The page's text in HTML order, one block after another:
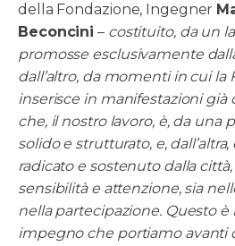
della Fondazione, Ingegner
Beconcini – costituito, da un
promosse esclusivamente
dall’altro, da momenti in cui la
inserisce in manifestazioni già
che, il nostro lavoro, è, da una
solido e strutturato, e,
radicato e sostenuto dalla
sensibilità e attenzione, sia
nella partecipazione. Questo
impegno che portiamo avanti